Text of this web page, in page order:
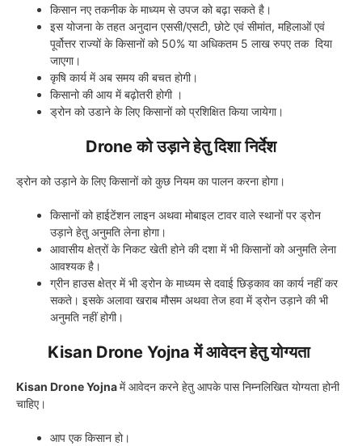
किसान नए तकनीक के माध्यम से उपज को बढ़ा सकते है।
इस योजना के तहत अनुदान एससी/एसटी, छोटे एवं सीमांत, महिलाओं एवं
पूर्वोत्तर राज्यों के किसानों को 50% या अधिकतम 5 लाख रुपए तक दिया
जाएगा।
कृषि कार्य में अब समय की बचत होगी।
किसानो की आय में बढ़ोतरी होगी ।
ड्रोन को उडाने के लिए किसानों को प्रशिक्षित किया जायेगा।
Drone को उड़ाने हेतु दिशा निर्देश
ड्रोन को उड़ाने के लिए किसानों को कुछ नियम का पालन करना होगा।
किसानों को हाईटेंशन लाइन अथवा मोबाइल टावर वाले स्थानों पर ड्रोन
उड़ाने हेतु अनुमति लेना होगा।
आवासीय क्षेत्रों के निकट खेती होने की दशा में भी किसानों को अनुमति लेना
आवश्यक है।
ग्रीन हाउस क्षेत्र में भी ड्रोन के माध्यम से दवाई छिड़काव का कार्य नहीं कर
सकते। इसके अलावा खराब मौसम अथवा तेज हवा में ड्रोन उड़ाने की भी
अनुमति नहीं होगी।
Kisan Drone Yojna में आवेदन हेतु योग्यता
Kisan Drone Yojnaमें आवेदन करने हेतु आपके पास निम्नलिखित योग्यता होनी
चाहिए।
आप एक किसान हो।